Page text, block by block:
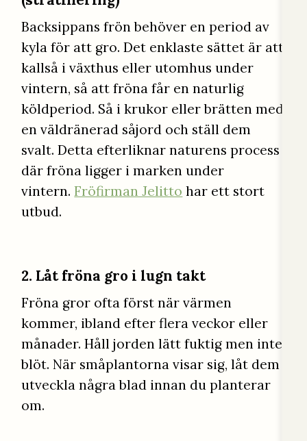
Backsippans frön behöver en period av
kyla för att gro. Det enklaste sättet är att
kallså i växthus eller utomhus under
vintern, så att fröna får en naturlig
köldperiod. Så i krukor eller brätten med
en väldränerad såjord och ställ dem
svalt. Detta efterliknar naturens process
där fröna ligger i marken under
vintern.Fröfirman Jelitto har ett stort
utbud.
2. Låt fröna gro i lugn takt
Fröna gror ofta först när värmen
kommer, ibland efter flera veckor eller
månader. Håll jorden lätt fuktig men inte
blöt. När småplantorna visar sig, låt dem
utveckla några blad innan du planterar
om.